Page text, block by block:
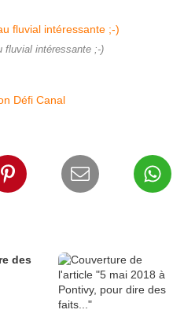
fluvial intéressante ;-)
Défi Canal
des